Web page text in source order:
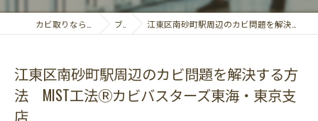
ブログ 江東区南砂町駅周辺のカビ問題を解決する方法 MIST工法Ⓡカビバスターズ東海・東京支店
江東区南砂町駅周辺のカビ問題を解決する方
法 MIST工法Ⓡカビバスターズ東海・東京支
店